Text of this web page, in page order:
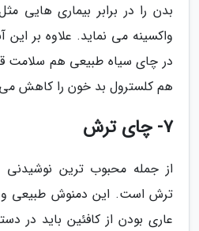
بدن را در برابر بیماری هایی
واکسینه می نماید. علاوه بر
در چای سیاه طبیعی هم سلامت
هم کلسترول بد خون را کاهش
7- چای ترش
از جمله محبوب ترین
ترش است. این دمنوش طبیعی
عاری بودن از کافئین باید در